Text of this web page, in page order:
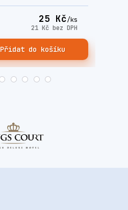
25 Kč/ks
21 Kč bez DPH
Přidat do košíku